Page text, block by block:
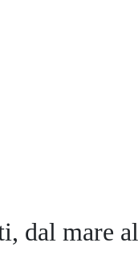
dal mare